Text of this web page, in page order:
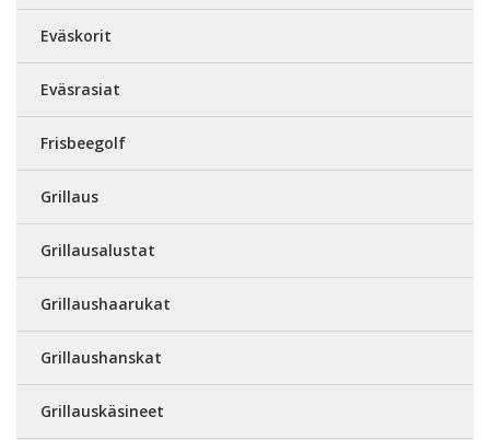
Eväskorit
Eväsrasiat
Frisbeegolf
Grillaus
Grillausalustat
Grillaushaarukat
Grillaushanskat
Grillauskäsineet